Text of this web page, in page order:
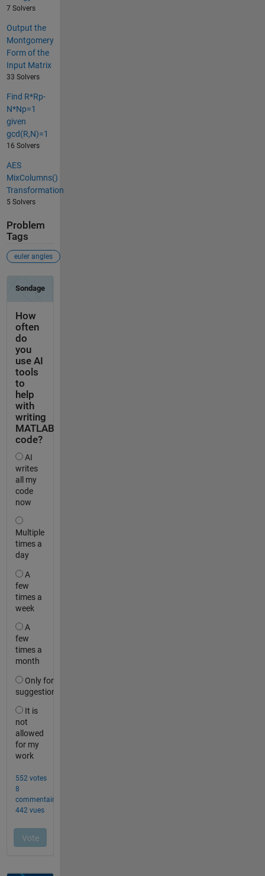
7 Solvers
Output the
Montgomery
Form of the
Input Matrix
33 Solvers
Find R*Rp-
N*Np=1
given
gcd(R,N)=1
16 Solvers
AES
MixColumns()
Transformation
5 Solvers
Problem
Tags
euler angles